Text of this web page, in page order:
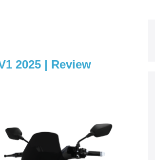
2025 | Review